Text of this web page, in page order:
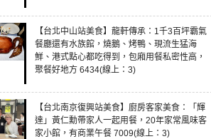
【台北中山站美食】龍軒傳承：1千3百坪霸氣
餐廳還有水族館，燒鵝、烤鴨、現流生猛海
鮮、港式點心都吃得到，包廂用餐私密性高，
聚餐好地方 6434(線上：3)
【台北南京復興站美食】廚房客家美食：「輝
達」黃仁勳帶家人一起用餐，20年家常風味客
家小館，有商業午餐 7009(線上：3)